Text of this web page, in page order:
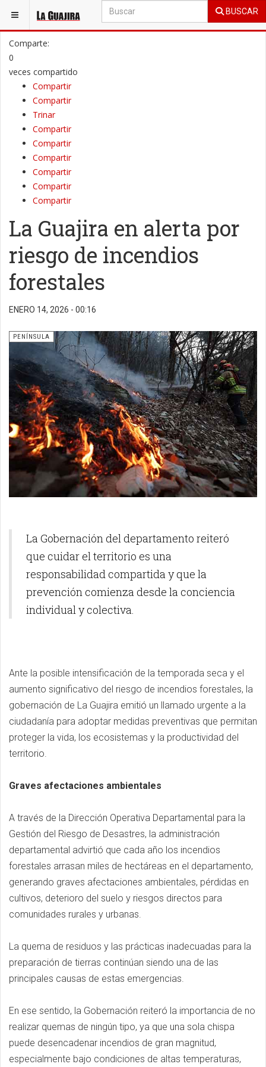
BUSCAR
ESTÁ AQUÍ: LA GUAJIRA PENÍNSULA
Comparte:
0
veces compartido
Compartir
Compartir
Trinar
Compartir
Compartir
Compartir
Compartir
Compartir
Compartir
La Guajira en alerta por
riesgo de incendios
forestales
ENERO 14, 2026 - 00:16
PENÍNSULA
La Gobernación del departamento reiteró
que cuidar el territorio es una
responsabilidad compartida y que la
prevención comienza desde la conciencia
individual y colectiva.
Ante la posible intensificación de la temporada seca y el
aumento significativo del riesgo de incendios forestales, la
gobernación de La Guajira emitió un llamado urgente a la
ciudadanía para adoptar medidas preventivas que permitan
proteger la vida, los ecosistemas y la productividad del
territorio.
Graves afectaciones ambientales
A través de la Dirección Operativa Departamental para la
Gestión del Riesgo de Desastres, la administración
departamental advirtió que cada año los incendios
forestales arrasan miles de hectáreas en el departamento,
generando graves afectaciones ambientales, pérdidas en
cultivos, deterioro del suelo y riesgos directos para
comunidades rurales y urbanas.
La quema de residuos y las prácticas inadecuadas para la
preparación de tierras continúan siendo una de las
principales causas de estas emergencias.
En ese sentido, la Gobernación reiteró la importancia de no
realizar quemas de ningún tipo, ya que una sola chispa
puede desencadenar incendios de gran magnitud,
especialmente bajo condiciones de altas temperaturas,